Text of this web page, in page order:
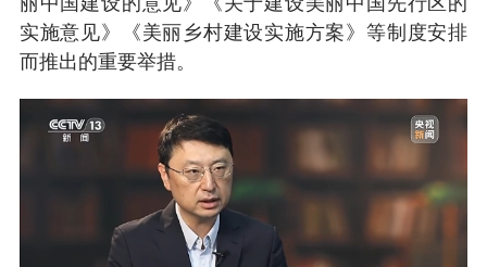
实施意见》《美丽乡村建设实施方案》等制度安排
而推出的重要举措。